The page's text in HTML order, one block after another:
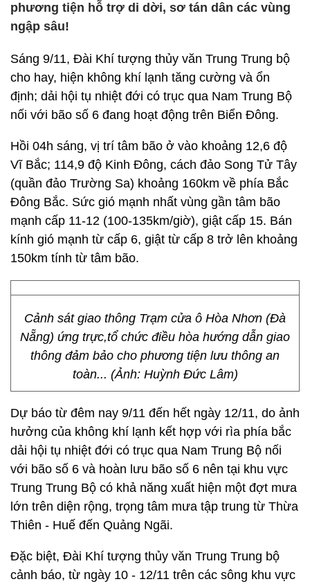
phương tiện hỗ trợ di dời, sơ tán dân các vùng
ngập sâu!
Sáng 9/11, Đài Khí tượng thủy văn Trung Trung bộ
cho hay, hiện không khí lạnh tăng cường và ổn
định; dải hội tụ nhiệt đới có trục qua Nam Trung Bộ
nối với bão số 6 đang hoạt động trên Biển Đông.
Hồi 04h sáng, vị trí tâm bão ở vào khoảng 12,6 độ
Vĩ Bắc; 114,9 độ Kinh Đông, cách đảo Song Tử Tây
(quần đảo Trường Sa) khoảng 160km về phía Bắc
Đông Bắc. Sức gió mạnh nhất vùng gần tâm bão
mạnh cấp 11-12 (100-135km/giờ), giật cấp 15. Bán
kính gió mạnh từ cấp 6, giật từ cấp 8 trở lên khoảng
150km tính từ tâm bão.
Cảnh sát giao thông Trạm cửa ô Hòa Nhơn (Đà
Nẵng) ứng trực,tổ chức điều hòa hướng dẫn giao
thông đảm bảo cho phương tiện lưu thông an
toàn... (Ảnh: Huỳnh Đức Lâm)
Dự báo từ đêm nay 9/11 đến hết ngày 12/11, do ảnh
hưởng của không khí lạnh kết hợp với rìa phía bắc
dải hội tụ nhiệt đới có trục qua Nam Trung Bộ nối
với bão số 6 và hoàn lưu bão số 6 nên tại khu vực
Trung Trung Bộ có khả năng xuất hiện một đợt mưa
lớn trên diện rộng, trọng tâm mưa tập trung từ Thừa
Thiên - Huế đến Quảng Ngãi.
Đặc biệt, Đài Khí tượng thủy văn Trung Trung bộ
cảnh báo, từ ngày 10 - 12/11 trên các sông khu vực